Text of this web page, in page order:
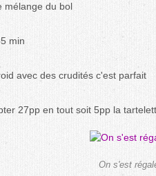
mélange du bol
min
avec des crudités c'est parfait
27pp en tout soit 5pp la
On s'est